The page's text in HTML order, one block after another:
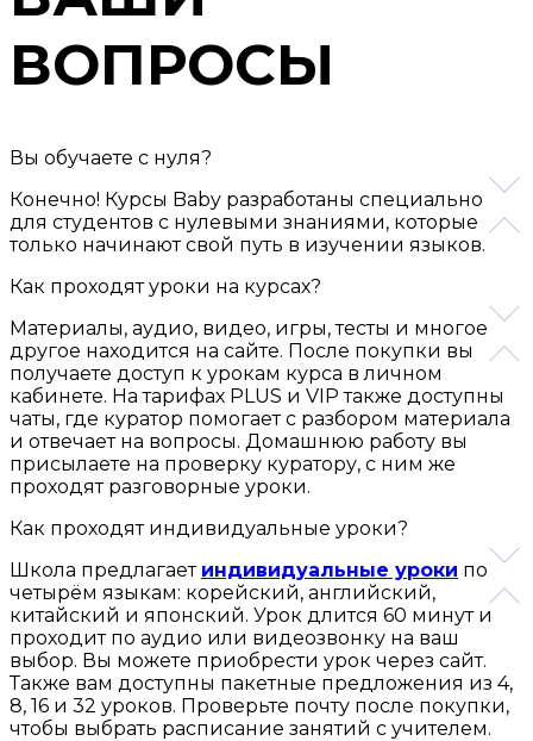
ВОПРОСЫ
Вы обучаете с нуля?
Конечно! Курсы Baby разработаны специально
для студентов с нулевыми знаниями, которые
только начинают свой путь в изучении языков.
Как проходят уроки на курсах?
Материалы, аудио, видео, игры, тесты и многое
другое находится на сайте. После покупки вы
получаете доступ к урокам курса в личном
кабинете. На тарифах PLUS и VIP также доступны
чаты, где куратор помогает с разбором материала
и отвечает на вопросы. Домашнюю работу вы
присылаете на проверку куратору, с ним же
проходят разговорные уроки.
Как проходят индивидуальные уроки?
Школа предлагает индивидуальные уроки по
четырём языкам: корейский, английский,
китайский и японский. Урок длится 60 минут и
проходит по аудио или видеозвонку на ваш
выбор. Вы можете приобрести урок через сайт.
Также вам доступны пакетные предложения из 4,
8, 16 и 32 уроков. Проверьте почту после покупки,
чтобы выбрать расписание занятий с учителем.